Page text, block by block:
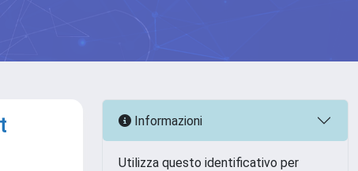
Informazioni
Utilizza questo identificativo per